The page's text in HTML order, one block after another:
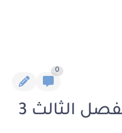
0
رواية حب بالاجبار الفصل الثالث 3